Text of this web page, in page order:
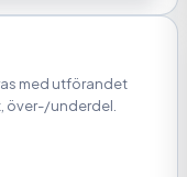
med utförandet
över-/underdel.